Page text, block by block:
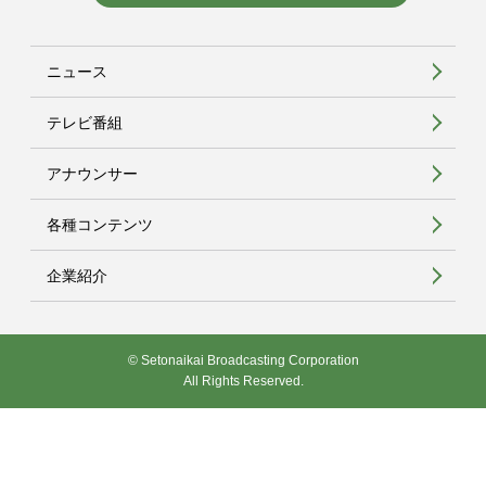
ニュース
テレビ番組
アナウンサー
各種コンテンツ
企業紹介
© Setonaikai Broadcasting Corporation
All Rights Reserved.